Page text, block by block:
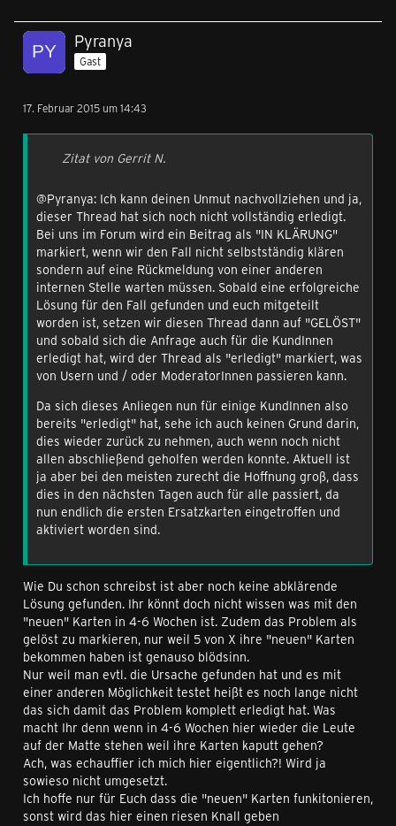
Pyranya
Gast
17. Februar 2015 um 14:43
Zitat von Gerrit N.
@Pyranya: Ich kann deinen Unmut nachvollziehen und ja,
dieser Thread hat sich noch nicht vollständig erledigt.
Bei uns im Forum wird ein Beitrag als "IN KLÄRUNG"
markiert, wenn wir den Fall nicht selbstständig klären
sondern auf eine Rückmeldung von einer anderen
internen Stelle warten müssen. Sobald eine erfolgreiche
Lösung für den Fall gefunden und euch mitgeteilt
worden ist, setzen wir diesen Thread dann auf "GELÖST"
und sobald sich die Anfrage auch für die KundInnen
erledigt hat, wird der Thread als "erledigt" markiert, was
von Usern und / oder ModeratorInnen passieren kann.
Da sich dieses Anliegen nun für einige KundInnen also
bereits "erledigt" hat, sehe ich auch keinen Grund darin,
dies wieder zurück zu nehmen, auch wenn noch nicht
allen abschließend geholfen werden konnte. Aktuell ist
ja aber bei den meisten zurecht die Hoffnung groß, dass
dies in den nächsten Tagen auch für alle passiert, da
nun endlich die ersten Ersatzkarten eingetroffen und
aktiviert worden sind.
Wie Du schon schreibst ist aber noch keine abklärende
Lösung gefunden. Ihr könnt doch nicht wissen was mit den
"neuen" Karten in 4-6 Wochen ist. Zudem das Problem als
gelöst zu markieren, nur weil 5 von X ihre "neuen" Karten
bekommen haben ist genauso blödsinn.
Nur weil man evtl. die Ursache gefunden hat und es mit
einer anderen Möglichkeit testet heißt es noch lange nicht
das sich damit das Problem komplett erledigt hat. Was
macht Ihr denn wenn in 4-6 Wochen hier wieder die Leute
auf der Matte stehen weil ihre Karten kaputt gehen?
Ach, was echauffier ich mich hier eigentlich?! Wird ja
sowieso nicht umgesetzt.
Ich hoffe nur für Euch dass die "neuen" Karten funkitonieren,
sonst wird das hier einen riesen Knall geben